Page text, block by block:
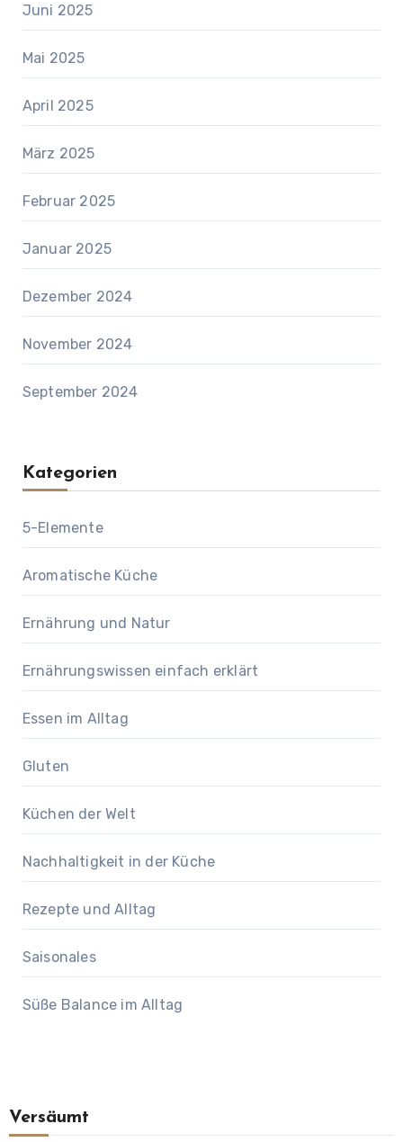
Juni 2025
Mai 2025
April 2025
März 2025
Februar 2025
Januar 2025
Dezember 2024
November 2024
September 2024
Kategorien
5-Elemente
Aromatische Küche
Ernährung und Natur
Ernährungswissen einfach erklärt
Essen im Alltag
Gluten
Küchen der Welt
Nachhaltigkeit in der Küche
Rezepte und Alltag
Saisonales
Süße Balance im Alltag
Versäumt